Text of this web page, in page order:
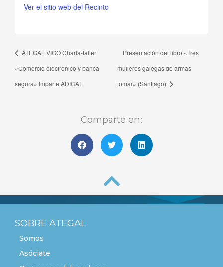
Ver el sitio web del Recinto
ATEGAL VIGO Charla-taller
«Comercio electrónico y banca
segura» Imparte ADICAE
Presentación del libro «Tres
mulleres galegas de armas
tomar» (Santiago)
Comparte en:
SOBRE ATEGAL
Somos
Asóciate